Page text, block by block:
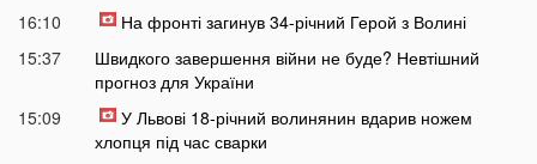
16:10
На фронті загинув 34-річний Герой з Волині
15:37
Швидкого завершення війни не буде? Невтішний
прогноз для України
15:09
У Львові 18-річний волинянин вдарив ножем
хлопця під час сварки